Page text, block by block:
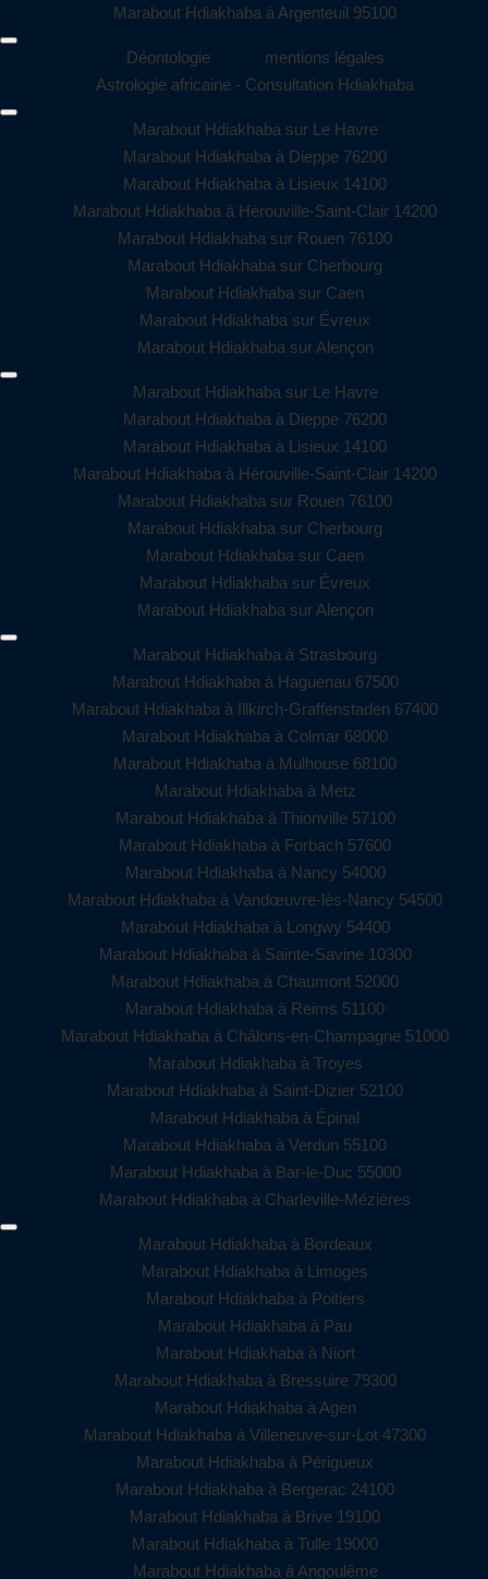
Marabout Hdiakhaba à Argenteuil 95100
Déontologie
mentions légales
Astrologie africaine - Consultation Hdiakhaba
Marabout Hdiakhaba sur Le Havre
Marabout Hdiakhaba à Dieppe 76200
Marabout Hdiakhaba à Lisieux 14100
Marabout Hdiakhaba à Hérouville-Saint-Clair 14200
Marabout Hdiakhaba sur Rouen 76100
Marabout Hdiakhaba sur Cherbourg
Marabout Hdiakhaba sur Caen
Marabout Hdiakhaba sur Évreux
Marabout Hdiakhaba sur Alençon
Marabout Hdiakhaba sur Le Havre
Marabout Hdiakhaba à Dieppe 76200
Marabout Hdiakhaba à Lisieux 14100
Marabout Hdiakhaba à Hérouville-Saint-Clair 14200
Marabout Hdiakhaba sur Rouen 76100
Marabout Hdiakhaba sur Cherbourg
Marabout Hdiakhaba sur Caen
Marabout Hdiakhaba sur Évreux
Marabout Hdiakhaba sur Alençon
Marabout Hdiakhaba à Strasbourg
Marabout Hdiakhaba à Haguenau 67500
Marabout Hdiakhaba à Illkirch-Graffenstaden 67400
Marabout Hdiakhaba à Colmar 68000
Marabout Hdiakhaba à Mulhouse 68100
Marabout Hdiakhaba à Metz
Marabout Hdiakhaba à Thionville 57100
Marabout Hdiakhaba à Forbach 57600
Marabout Hdiakhaba à Nancy 54000
Marabout Hdiakhaba à Vandœuvre-lès-Nancy 54500
Marabout Hdiakhaba à Longwy 54400
Marabout Hdiakhaba à Sainte-Savine 10300
Marabout Hdiakhaba à Chaumont 52000
Marabout Hdiakhaba à Reims 51100
Marabout Hdiakhaba à Châlons-en-Champagne 51000
Marabout Hdiakhaba à Troyes
Marabout Hdiakhaba à Saint-Dizier 52100
Marabout Hdiakhaba à Épinal
Marabout Hdiakhaba à Verdun 55100
Marabout Hdiakhaba à Bar-le-Duc 55000
Marabout Hdiakhaba à Charleville-Mézières
Marabout Hdiakhaba à Bordeaux
Marabout Hdiakhaba à Limoges
Marabout Hdiakhaba à Poitiers
Marabout Hdiakhaba à Pau
Marabout Hdiakhaba à Niort
Marabout Hdiakhaba à Bressuire 79300
Marabout Hdiakhaba à Agen
Marabout Hdiakhaba à Villeneuve-sur-Lot 47300
Marabout Hdiakhaba à Périgueux
Marabout Hdiakhaba à Bergerac 24100
Marabout Hdiakhaba à Brive 19100
Marabout Hdiakhaba à Tulle 19000
Marabout Hdiakhaba à Angoulême